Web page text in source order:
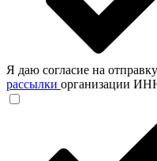
Я даю согласие на отправку
рассылки организации